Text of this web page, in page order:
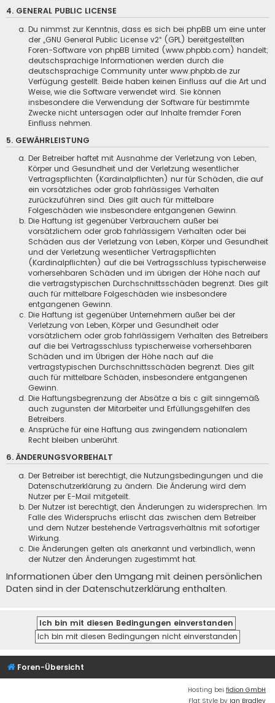
4. GENERAL PUBLIC LICENSE
Du nimmst zur Kenntnis, dass es sich bei phpBB um eine unter
der „GNU General Public License v2“ (GPL) bereitgestellten
Foren-Software von phpBB Limited (www.phpbb.com) handelt;
deutschsprachige Informationen werden durch die
deutschsprachige Community unter www.phpbb.de zur
Verfügung gestellt. Beide haben keinen Einfluss auf die Art und
Weise, wie die Software verwendet wird. Sie können
insbesondere die Verwendung der Software für bestimmte
Zwecke nicht untersagen oder auf Inhalte fremder Foren
Einfluss nehmen.
5. GEWÄHRLEISTUNG
Der Betreiber haftet mit Ausnahme der Verletzung von Leben,
Körper und Gesundheit und der Verletzung wesentlicher
Vertragspflichten (Kardinalpflichten) nur für Schäden, die auf
ein vorsätzliches oder grob fahrlässiges Verhalten
zurückzuführen sind. Dies gilt auch für mittelbare
Folgeschäden wie insbesondere entgangenen Gewinn.
Die Haftung ist gegenüber Verbrauchern außer bei
vorsätzlichem oder grob fahrlässigem Verhalten oder bei
Schäden aus der Verletzung von Leben, Körper und Gesundheit
und der Verletzung wesentlicher Vertragspflichten
(Kardinalpflichten) auf die bei Vertragsschluss typischerweise
vorhersehbaren Schäden und im übrigen der Höhe nach auf
die vertragstypischen Durchschnittsschäden begrenzt. Dies gilt
auch für mittelbare Folgeschäden wie insbesondere
entgangenen Gewinn.
Die Haftung ist gegenüber Unternehmern außer bei der
Verletzung von Leben, Körper und Gesundheit oder
vorsätzlichem oder grob fahrlässigem Verhalten des Betreibers
auf die bei Vertragsschluss typischerweise vorhersehbaren
Schäden und im Übrigen der Höhe nach auf die
vertragstypischen Durchschnittsschäden begrenzt. Dies gilt
auch für mittelbare Schäden, insbesondere entgangenen
Gewinn.
Die Haftungsbegrenzung der Absätze a bis c gilt sinngemäß
auch zugunsten der Mitarbeiter und Erfüllungsgehilfen des
Betreibers.
Ansprüche für eine Haftung aus zwingendem nationalem
Recht bleiben unberührt.
6. ÄNDERUNGSVORBEHALT
Der Betreiber ist berechtigt, die Nutzungsbedingungen und die
Datenschutzerklärung zu ändern. Die Änderung wird dem
Nutzer per E-Mail mitgeteilt.
Der Nutzer ist berechtigt, den Änderungen zu widersprechen. Im
Falle des Widerspruchs erlischt das zwischen dem Betreiber
und dem Nutzer bestehende Vertragsverhältnis mit sofortiger
Wirkung.
Die Änderungen gelten als anerkannt und verbindlich, wenn
der Nutzer den Änderungen zugestimmt hat.
Informationen über den Umgang mit deinen persönlichen
Daten sind in der Datenschutzerklärung enthalten.
Foren-Übersicht
Hosting bei fidion GmbH
Flat Style by Ian Bradley